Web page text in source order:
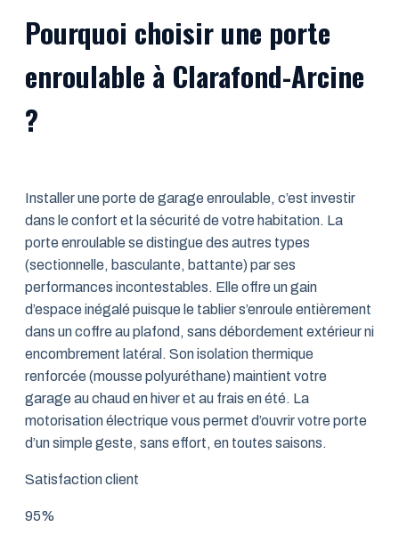
Pourquoi choisir une porte
enroulable à Clarafond-Arcine
?
Installer une porte de garage enroulable, c’est investir
dans le confort et la sécurité de votre habitation. La
porte enroulable se distingue des autres types
(sectionnelle, basculante, battante) par ses
performances incontestables. Elle offre un gain
d’espace inégalé puisque le tablier s’enroule entièrement
dans un coffre au plafond, sans débordement extérieur ni
encombrement latéral. Son isolation thermique
renforcée (mousse polyuréthane) maintient votre
garage au chaud en hiver et au frais en été. La
motorisation électrique vous permet d’ouvrir votre porte
d’un simple geste, sans effort, en toutes saisons.
Satisfaction client
95%